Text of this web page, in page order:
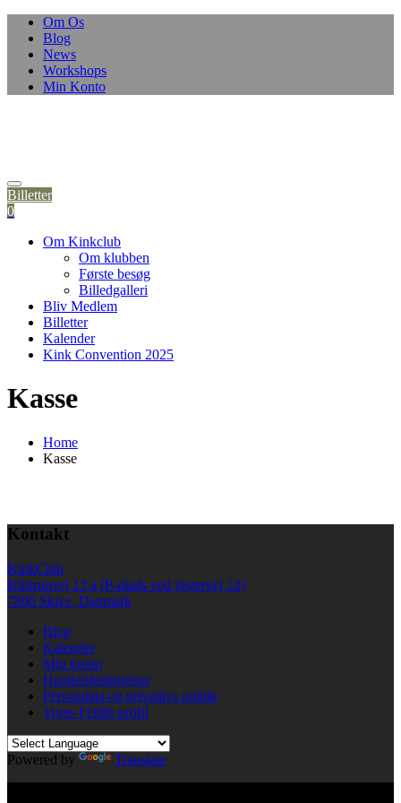
Om Os
Blog
News
Workshops
Min Konto
Billetter
0
Om Kinkclub
Om klubben
Første besøg
Billedgalleri
Bliv Medlem
Billetter
Kalender
Kink Convention 2025
Kasse
Home
Kasse
Kontakt
KinkClub
Bilstrupvej 13 a (P-plads ved jægervej 12)
7800 Skive, Danmark
Blog
Kalender
Min konto
Handelsbetingelser
Persondata og privatlivs politik
Vores Fetlife profil
Powered by
Translate